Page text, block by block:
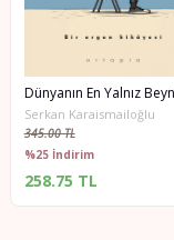
En Yalnız Beyni
TL